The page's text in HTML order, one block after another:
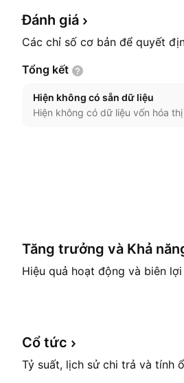
Đánh giá
Các chỉ số cơ bản để quyết
Tổng kết
Hiện không có sẵn dữ liệu
Hiện không có dữ liệu vốn hóa
Tăng trưởng và Khả
Hiệu quả hoạt động và biên
Cổ tức
Tỷ suất, lịch sử chi trả và tính